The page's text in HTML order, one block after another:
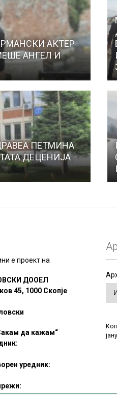
АКТЕР
АНГЕЛ И
ПЕТМИНА
ДЕЦЕНИЈА
е проект на
ДООЕЛ
45, 1000 Скопје
да кажам“
уредник: